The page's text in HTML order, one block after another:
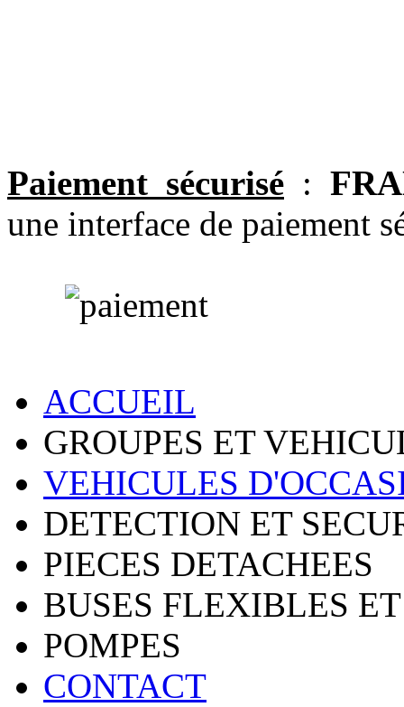
Paiement sécurisé :
une interface de paiement
ACCUEIL
GROUPES ET
VEHICULES
DETECTION ET
PIECES DETACHEES
BUSES FLEXIBLES
POMPES
CONTACT